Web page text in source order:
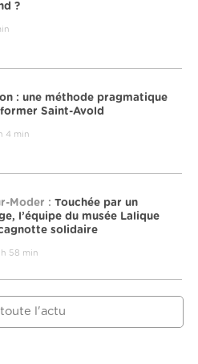
?
: une méthode pragmatique
Saint-Avold
4 min
Moder : Touchée par un
l’équipe du musée Lalique
solidaire
h 58 min
l'actu